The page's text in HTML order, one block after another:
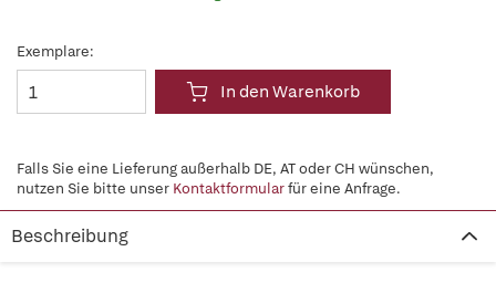
Exemplare:
In den Warenkorb
Falls Sie eine Lieferung außerhalb DE, AT oder CH wünschen,
nutzen Sie bitte unser Kontaktformularfür eine Anfrage.
Beschreibung